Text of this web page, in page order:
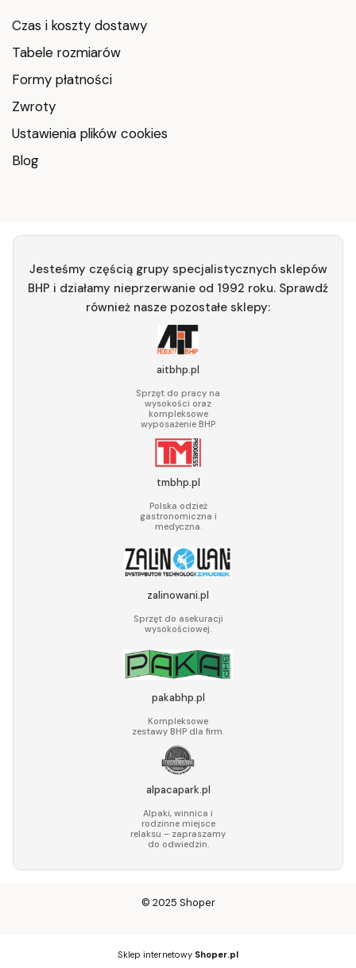
Czas i koszty dostawy
Tabele rozmiarów
Formy płatności
Zwroty
Ustawienia plików cookies
Blog
Jesteśmy częścią grupy specjalistycznych sklepów
BHP i działamy nieprzerwanie od 1992 roku. Sprawdź
również nasze pozostałe sklepy:
aitbhp.pl
Sprzęt do pracy na
wysokości oraz
kompleksowe
wyposażenie BHP.
tmbhp.pl
Polska odzież
gastronomiczna i
medyczna.
zalinowani.pl
Sprzęt do asekuracji
wysokościowej.
pakabhp.pl
Kompleksowe
zestawy BHP dla firm.
alpacapark.pl
Alpaki, winnica i
rodzinne miejsce
relaksu – zapraszamy
do odwiedzin.
© 2025 Shoper
Sklep internetowy Shoper.pl